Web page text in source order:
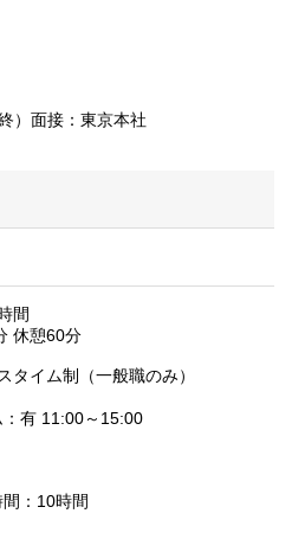
）面接：東京本社
間
休憩60分
タイム制（一般職のみ）
：有 11:00～15:00
：10時間